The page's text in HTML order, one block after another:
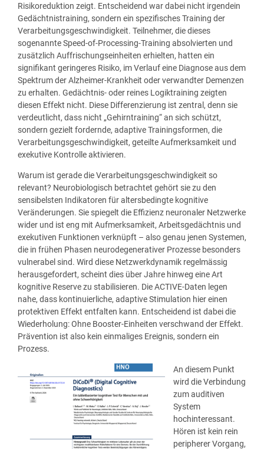
Risikoreduktion zeigt. Entscheidend war dabei nicht irgendein
Gedächtnistraining, sondern ein spezifisches Training der
Verarbeitungsgeschwindigkeit. Teilnehmer, die dieses
sogenannte Speed-of-Processing-Training absolvierten und
zusätzlich Auffrischungseinheiten erhielten, hatten ein
signifikant geringeres Risiko, im Verlauf eine Diagnose aus dem
Spektrum derAlzheimer-Krankheit oder verwandter Demenzen
zu erhalten. Gedächtnis- oder reines Logiktraining zeigten
diesen Effekt nicht. Diese Differenzierung ist zentral, denn sie
verdeutlicht, dass nicht „Gehirntraining“ an sich schützt,
sondern gezielt fordernde, adaptive Trainingsformen, die
Verarbeitungsgeschwindigkeit, geteilte Aufmerksamkeit und
exekutive Kontrolle aktivieren.
Warum ist gerade die Verarbeitungsgeschwindigkeit so
relevant? Neurobiologisch betrachtet gehört sie zu den
sensibelsten Indikatoren für altersbedingte kognitive
Veränderungen. Sie spiegelt die Effizienz neuronaler Netzwerke
wider und ist eng mit Aufmerksamkeit, Arbeitsgedächtnis und
exekutiven Funktionen verknüpft – also genau jenen Systemen,
die in frühen Phasen neurodegenerativer Prozesse besonders
vulnerabel sind. Wird diese Netzwerkdynamik regelmässig
herausgefordert, scheint dies über Jahre hinweg eine Art
kognitive Reserve zu stabilisieren. Die ACTIVE-Daten legen
nahe, dass kontinuierliche, adaptive Stimulation hier einen
protektiven Effekt entfalten kann. Entscheidend ist dabei die
Wiederholung: Ohne Booster-Einheiten verschwand der Effekt.
Prävention ist also kein einmaliges Ereignis, sondern ein
Prozess.
An diesem Punkt
wird die Verbindung
zum auditiven
System
hochinteressant.
Hören ist kein rein
peripherer Vorgang,